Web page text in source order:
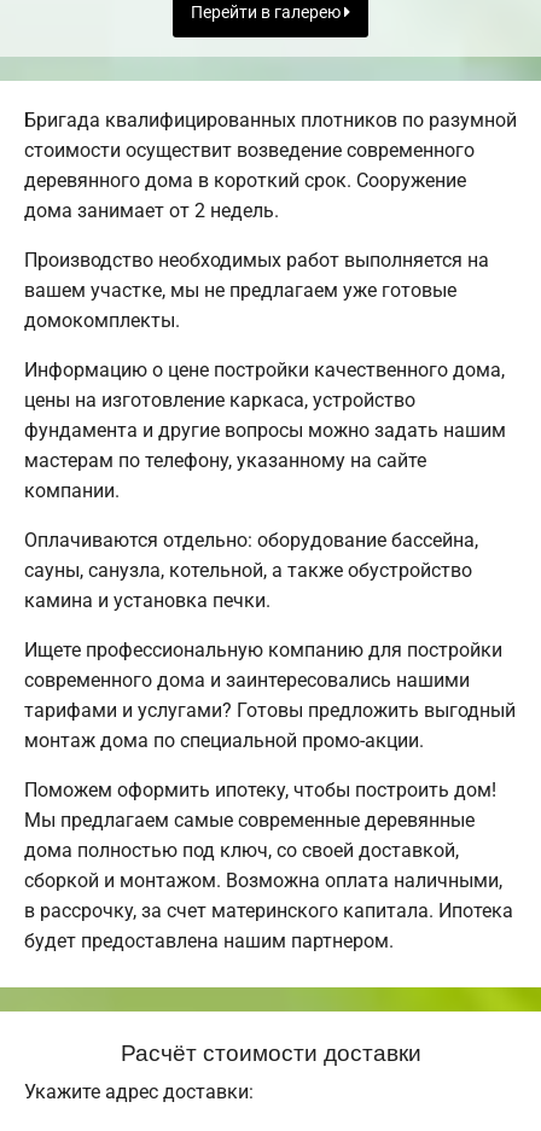
Перейти в галерею
Бригада квалифицированных плотников по разумной
стоимости осуществит возведение современного
деревянного дома в короткий срок. Сооружение
дома занимает от 2 недель.
Производство необходимых работ выполняется на
вашем участке, мы не предлагаем уже готовые
домокомплекты.
Информацию о цене постройки качественного дома,
цены на изготовление каркаса, устройство
фундамента и другие вопросы можно задать нашим
мастерам по телефону, указанному на сайте
компании.
Оплачиваются отдельно: оборудование бассейна,
сауны, санузла, котельной, а также обустройство
камина и установка печки.
Ищете профессиональную компанию для постройки
современного дома и заинтересовались нашими
тарифами и услугами? Готовы предложить выгодный
монтаж дома по специальной промо-акции.
Поможем оформить ипотеку, чтобы построить дом!
Мы предлагаем самые современные деревянные
дома полностью под ключ, со своей доставкой,
сборкой и монтажом. Возможна оплата наличными,
в рассрочку, за счет материнского капитала. Ипотека
будет предоставлена нашим партнером.
Расчёт стоимости доставки
Укажите адрес доставки: